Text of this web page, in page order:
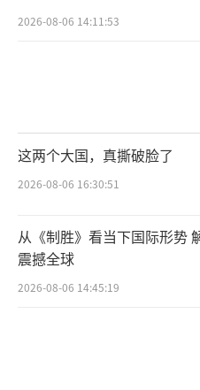
口，市场反应积极。
中美有可能缓和，资
当然，不能指望
端科技竞争、产业链
期内不会有根本性改
域保持沟通和合作，
全球经济和产业链留
2026-08-06 14:11:53
这两个大国，真撕破脸了
2026-08-06 16:30:51
从《制胜》看当下国际形势
震撼全球
2026-08-06 14:45:19